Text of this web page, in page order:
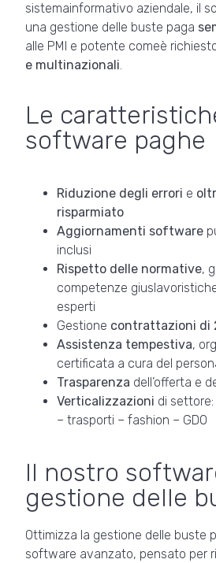
sistemainformativo aziendale, il
una gestione delle buste paga
alle PMI e potente comeè
e multinazionali.
Le
software paghe
Riduzione degli errori e
risparmiato
Aggiornamenti software
inclusi
Rispetto delle normative,
competenze
esperti
Gestione contrattazioni di
Assistenza tempestiva,
certificata a cura del
Trasparenza dell’offerta e
Verticalizzazioni di
– trasporti – fashion – GDO
Il nostro
gestione delle
Ottimizza la gestione delle buste
software avanzato, pensato per